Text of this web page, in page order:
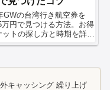
GWの台湾行き航空券を
万円で見つける方法。お得
ットの探し方と時期を詳し
します。
キャッシング 繰り上げ